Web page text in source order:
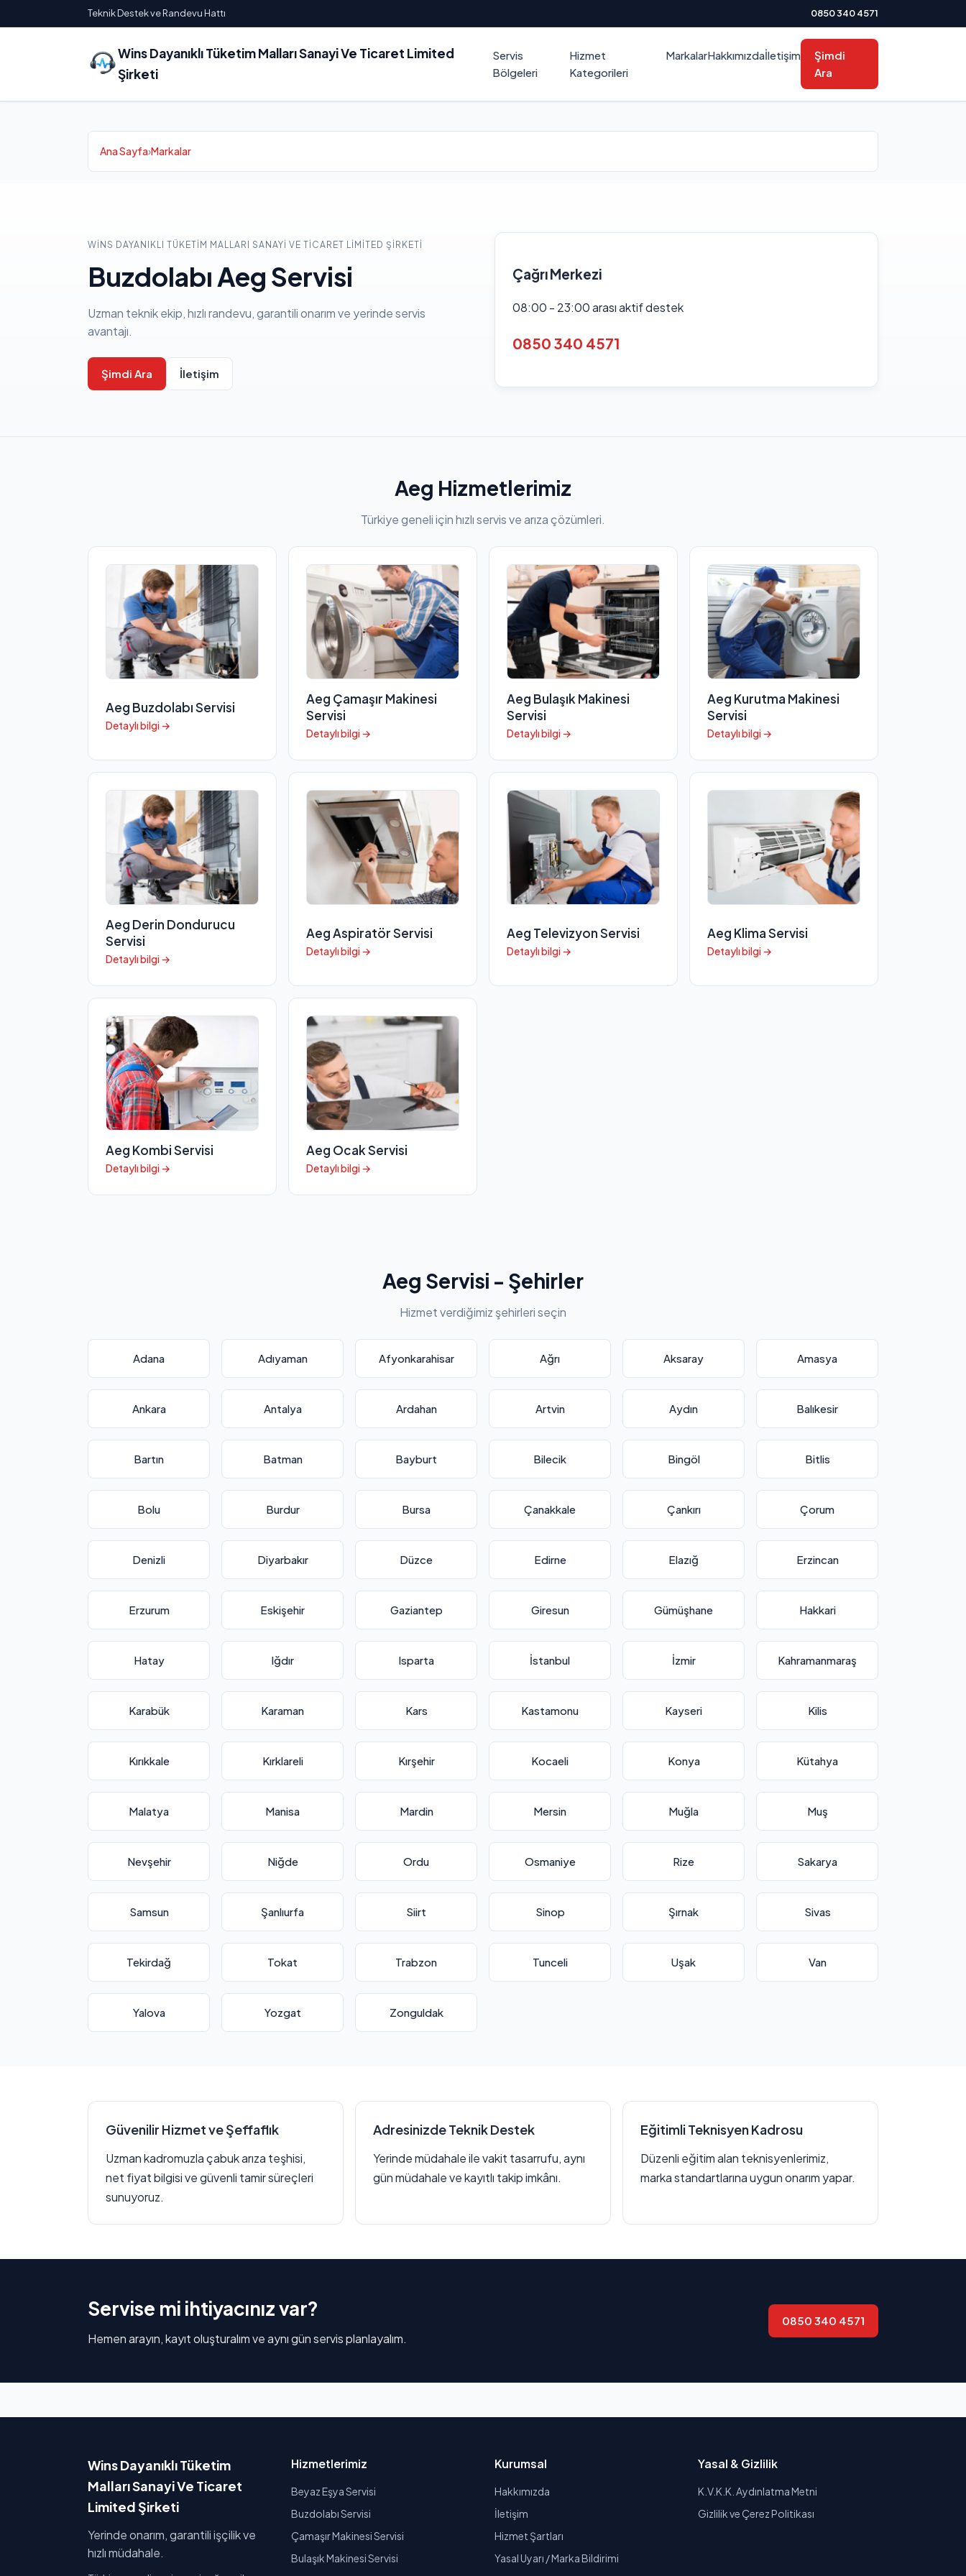
Teknik Destek ve Randevu Hattı 0850 340 4571
Wins Dayanıklı Tüketim Malları Sanayi Ve Ticaret Limited
Şirketi
Servis
Bölgeleri
Hizmet
Kategorileri
MarkalarHakkımızdaİletişim
Şimdi
Ara
Ana Sayfa›Markalar
WINS DAYANIKLI TÜKETIM MALLARI SANAYI VE TICARET LIMITED ŞIRKETI
Buzdolabı Aeg Servisi
Uzman teknik ekip, hızlı randevu, garantili onarım ve yerinde servis
avantajı.
Şimdi Ara İletişim
Çağrı Merkezi
08:00 - 23:00 arası aktif destek
0850 340 4571
Aeg Hizmetlerimiz
Türkiye geneli için hızlı servis ve arıza çözümleri.
Aeg Buzdolabı Servisi
Detaylı bilgi →
Aeg Çamaşır Makinesi
Servisi
Detaylı bilgi →
Aeg Bulaşık Makinesi
Servisi
Detaylı bilgi →
Aeg Kurutma Makinesi
Servisi
Detaylı bilgi →
Aeg Derin Dondurucu
Servisi
Detaylı bilgi →
Aeg Aspiratör Servisi
Detaylı bilgi →
Aeg Televizyon Servisi
Detaylı bilgi →
Aeg Klima Servisi
Detaylı bilgi →
Aeg Kombi Servisi
Detaylı bilgi →
Aeg Ocak Servisi
Detaylı bilgi →
Aeg Servisi - Şehirler
Hizmet verdiğimiz şehirleri seçin
Adana Adıyaman Afyonkarahisar Ağrı Aksaray Amasya
Ankara Antalya Ardahan Artvin Aydın Balıkesir
Bartın Batman Bayburt Bilecik Bingöl Bitlis
Bolu Burdur Bursa Çanakkale Çankırı Çorum
Denizli Diyarbakır Düzce Edirne Elazığ Erzincan
Erzurum Eskişehir Gaziantep Giresun Gümüşhane Hakkari
Hatay Iğdır Isparta İstanbul İzmir Kahramanmaraş
Karabük Karaman Kars Kastamonu Kayseri Kilis
Kırıkkale Kırklareli Kırşehir Kocaeli Konya Kütahya
Malatya Manisa Mardin Mersin Muğla Muş
Nevşehir Niğde Ordu Osmaniye Rize Sakarya
Samsun Şanlıurfa Siirt Sinop Şırnak Sivas
Tekirdağ Tokat Trabzon Tunceli Uşak Van
Yalova Yozgat Zonguldak
Güvenilir Hizmet ve Şeffaflık
Uzman kadromuzla çabuk arıza teşhisi,
net fiyat bilgisi ve güvenli tamir süreçleri
sunuyoruz.
Adresinizde Teknik Destek
Yerinde müdahale ile vakit tasarrufu, aynı
gün müdahale ve kayıtlı takip imkânı.
Eğitimli Teknisyen Kadrosu
Düzenli eğitim alan teknisyenlerimiz,
marka standartlarına uygun onarım yapar.
Servise mi ihtiyacınız var?
Hemen arayın, kayıt oluşturalım ve aynı gün servis planlayalım.
0850 340 4571
Wins Dayanıklı Tüketim
Malları Sanayi Ve Ticaret
Limited Şirketi
Yerinde onarım, garantili işçilik ve
hızlı müdahale.
Hizmetlerimiz
Beyaz Eşya Servisi
Buzdolabı Servisi
Çamaşır Makinesi Servisi
Bulaşık Makinesi Servisi
Kurumsal
Hakkımızda
İletişim
Hizmet Şartları
Yasal Uyarı / Marka Bildirimi
Yasal & Gizlilik
K.V.K.K. Aydınlatma Metni
Gizlilik ve Çerez Politikası